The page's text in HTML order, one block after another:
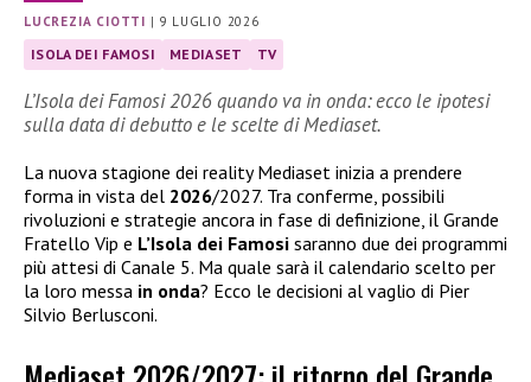
LUCREZIA CIOTTI | 9 LUGLIO 2026
ISOLA DEI FAMOSI MEDIASET TV
L’Isola dei Famosi 2026 quando va in onda: ecco le ipotesi
sulla data di debutto e le scelte di Mediaset.
La nuova stagione dei reality Mediaset inizia a prendere
forma in vista del 2026/2027. Tra conferme, possibili
rivoluzioni e strategie ancora in fase di definizione, il Grande
Fratello Vip e L’Isola dei Famosi saranno due dei programmi
più attesi di Canale 5. Ma quale sarà il calendario scelto per
la loro messa in onda? Ecco le decisioni al vaglio di Pier
Silvio Berlusconi.